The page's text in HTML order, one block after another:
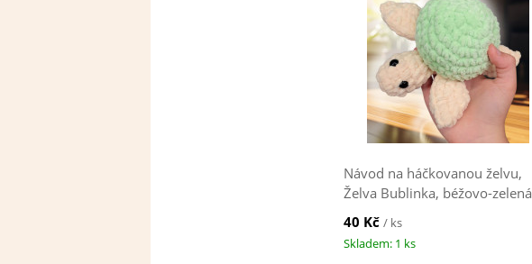
Návod na háčkovanou želvu,
Želva Bublinka, béžovo-zelená
40 Kč / ks
Skladem: 1 ks